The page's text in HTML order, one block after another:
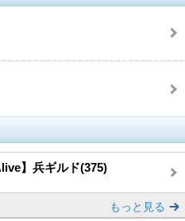
】兵ギルド(375)
もっと見る